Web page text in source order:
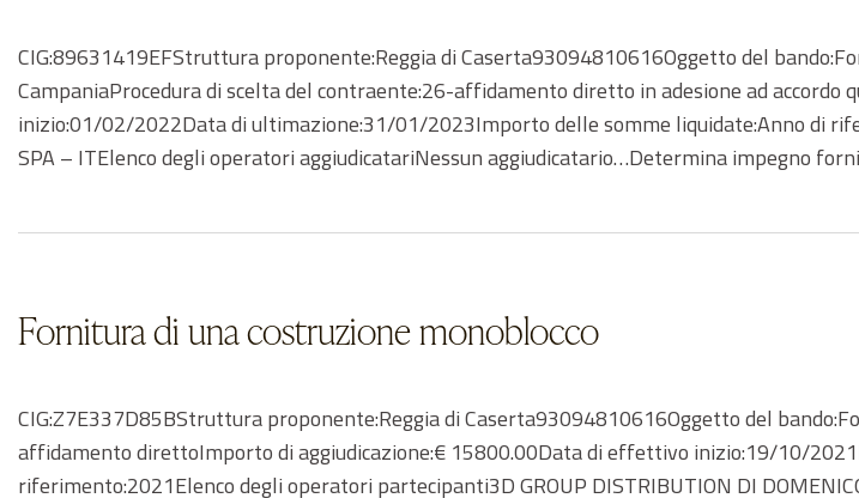
CIG:89631419EFStruttura proponente:Reggia di Caserta93094810616Oggetto del
CampaniaProcedura di scelta del contraente:26-affidamento diretto in adesione ad
inizio:01/02/2022Data di ultimazione:31/01/2023Importo delle somme liquidate:Anno di
SPA – ITElenco degli operatori aggiudicatariNessun aggiudicatario…Determina impegno
Fornitura di una costruzione monoblocco
CIG:Z7E337D85BStruttura proponente:Reggia di Caserta93094810616Oggetto del
affidamento direttoImporto di aggiudicazione:€ 15800.00Data di effettivo inizio:19/10/
riferimento:2021Elenco degli operatori partecipanti3D GROUP DISTRIBUTION DI